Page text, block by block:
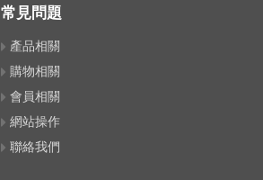
常見問題
產品相關
購物相關
會員相關
網站操作
聯絡我們